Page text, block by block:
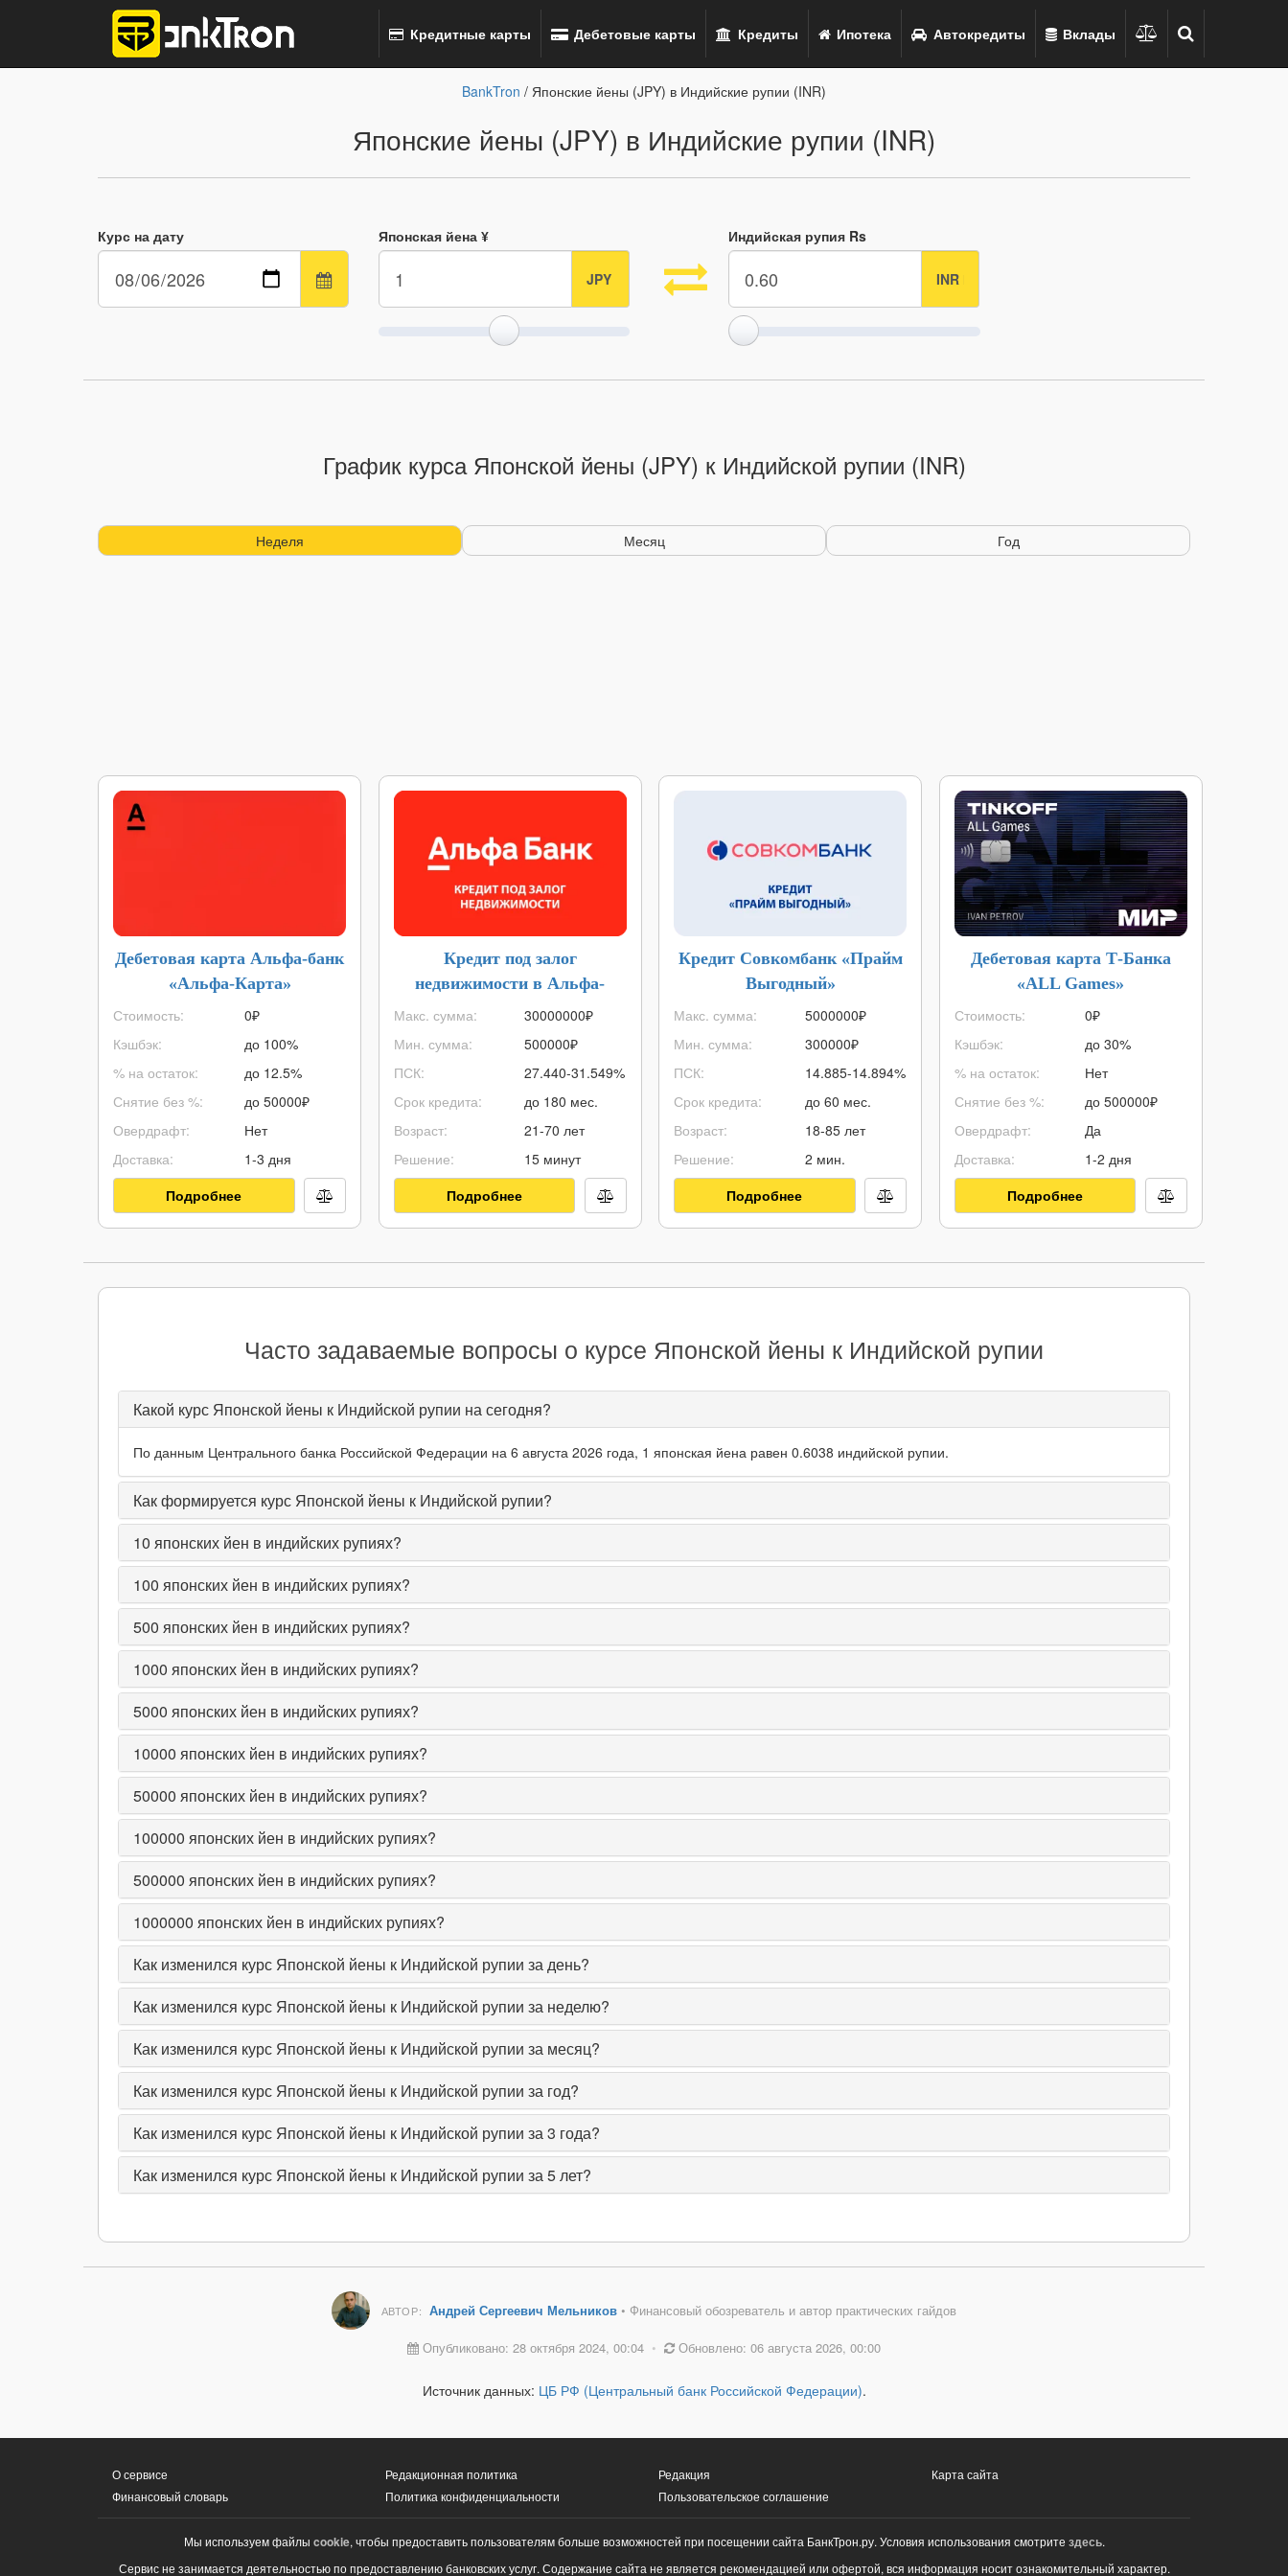
Кредитные карты Дебетовые карты Кредиты Ипотека Автокредиты Вклады
BankTron / Японские йены (JPY) в Индийские рупии (INR)
Японские йены (JPY) в Индийские рупии (INR)
Курс на дату Японская йена ¥ Индийская рупия Rs
График курса Японской йены (JPY) к Индийской рупии (INR)
Неделя Месяц Год
Дебетовая карта Альфа-банк
«Альфа-Карта»
Стоимость:
Кэшбэк:
% на остаток:
Снятие без %:
Овердрафт:
Доставка:
0₽
до 100%
до 12.5%
до 50000₽
Нет
1-3 дня
Подробнее
Кредит под залог
недвижимости в Альфа-
Банке
Макс. сумма:
Мин. сумма:
ПСК:
Срок кредита:
Возраст:
Решение:
30000000₽
500000₽
27.440-31.549%
до 180 мес.
21-70 лет
15 минут
Подробнее
Кредит Совкомбанк «Прайм
Выгодный»
Макс. сумма:
Мин. сумма:
ПСК:
Срок кредита:
Возраст:
Решение:
5000000₽
300000₽
14.885-14.894%
до 60 мес.
18-85 лет
2 мин.
Подробнее
Дебетовая карта Т-Банка
«ALL Games»
Стоимость:
Кэшбэк:
% на остаток:
Снятие без %:
Овердрафт:
Доставка:
0₽
до 30%
Нет
до 500000₽
Да
1-2 дня
Подробнее
Часто задаваемые вопросы о курсе Японской йены к Индийской рупии
Какой курс Японской йены к Индийской рупии на сегодня?
По данным Центрального банка Российской Федерации на 6 августа 2026 года, 1 японская йена равен 0.6038 индийской рупии.
Как формируется курс Японской йены к Индийской рупии?
10 японских йен в индийских рупиях?
100 японских йен в индийских рупиях?
500 японских йен в индийских рупиях?
1000 японских йен в индийских рупиях?
5000 японских йен в индийских рупиях?
10000 японских йен в индийских рупиях?
50000 японских йен в индийских рупиях?
100000 японских йен в индийских рупиях?
500000 японских йен в индийских рупиях?
1000000 японских йен в индийских рупиях?
Как изменился курс Японской йены к Индийской рупии за день?
Как изменился курс Японской йены к Индийской рупии за неделю?
Как изменился курс Японской йены к Индийской рупии за месяц?
Как изменился курс Японской йены к Индийской рупии за год?
Как изменился курс Японской йены к Индийской рупии за 3 года?
Как изменился курс Японской йены к Индийской рупии за 5 лет?
АВТОР: Андрей Сергеевич Мельников• Финансовый обозреватель и автор практических гайдов
Опубликовано: 28 октября 2024, 00:04 • Обновлено: 06 августа 2026, 00:00
Источник данных: ЦБ РФ (Центральный банк Российской Федерации).
О сервисе
Финансовый словарь
Редакционная политика
Политика конфиденциальности
Редакция
Пользовательское соглашение
Карта сайта
Мы используем файлы cookie, чтобы предоставить пользователям больше возможностей при посещении сайта БанкТрон.ру. Условия использования смотрите здесь.
Сервис не занимается деятельностью по предоставлению банковских услуг. Содержание сайта не является рекомендацией или офертой, вся информация носит ознакомительный характер.